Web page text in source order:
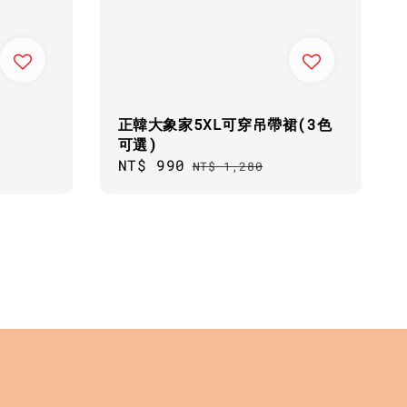
正韓大象家5XL可穿吊帶裙(3色
可選)
Sale
NT$ 990 Regular
NT$ 1,280